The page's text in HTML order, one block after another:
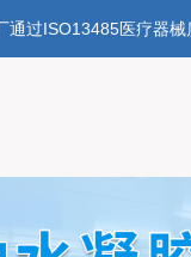
通过ISO13485医疗器